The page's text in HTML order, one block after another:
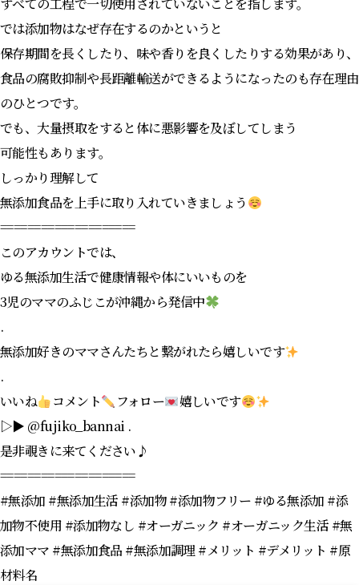
では添加物はなぜ存在するのかというと
保存期間を長くしたり、味や香りを良くしたりする効果があり、
食品の腐敗抑制や長距離輸送ができるようになったのも存在理由
のひとつです。
でも、大量摂取をすると体に悪影響を及ぼしてしまう
可能性もあります。
しっかり理解して
無添加食品を上手に取り入れていきましょう
====================
このアカウントでは、
ゆる無添加生活で健康情報や体にいいものを
3児のママのふじこが沖縄から発信中
.
無添加好きのママさんたちと繋がれたら嬉しいです
.
いいね
コメント フォロー
嬉しいです
▷▶︎ @fujiko_bannai .
是非覗きに来てください♪
====================
#無添加 #無添加生活 #添加物 #添加物フリー #ゆる無添加 #添
加物不使用 #添加物なし #オーガニック #オーガニック生活 #無
添加ママ #無添加食品 #無添加調理 #メリット #デメリット #原
材料名